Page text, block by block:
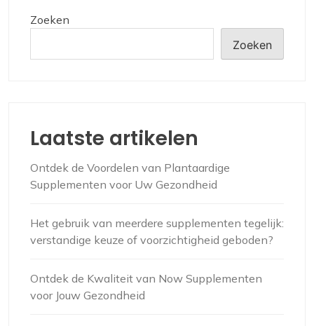
Zoeken
Zoeken
Laatste artikelen
Ontdek de Voordelen van Plantaardige
Supplementen voor Uw Gezondheid
Het gebruik van meerdere supplementen tegelijk:
verstandige keuze of voorzichtigheid geboden?
Ontdek de Kwaliteit van Now Supplementen
voor Jouw Gezondheid